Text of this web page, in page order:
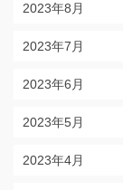
2023年8月
2023年7月
2023年6月
2023年5月
2023年4月